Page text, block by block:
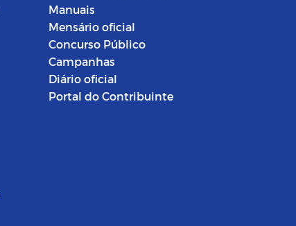
Manuais
Mensário oficial
Concurso Público
Campanhas
Diário oficial
Portal do Contribuinte